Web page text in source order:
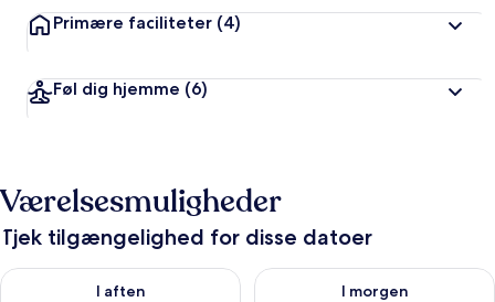
Primære faciliteter (4)
Føl dig hjemme (6)
Værelsesmuligheder
Tjek tilgængelighed for disse datoer
I aften
Tjek tilgængelighed for i aften aug. 7 - aug. 8
I morgen
Tjek tilgængelighed for i